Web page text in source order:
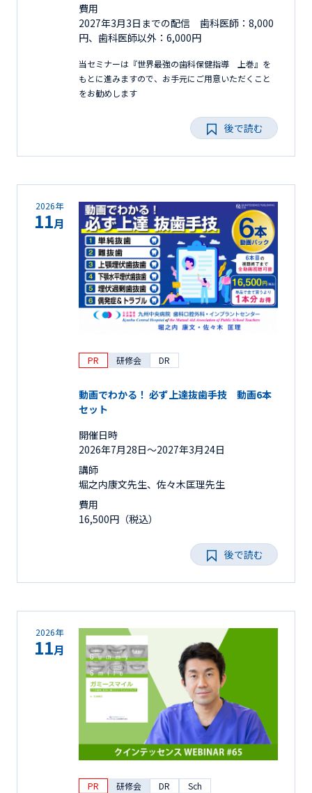
費用
2027年3月3日までの配信 歯科医師：8,000
円、歯科医師以外：6,000円
当セミナーは『世界最強の歯科保健指導 上巻』を
もとに進みますので、お手元にご用意いただくこと
をお勧めします
後で読む
2026年
11月
PR 研修会 DR
動画でわかる！ 必ず上達抜歯手技 動画6本
セット
開催日時
2026年7月28日〜2027年3月24日
講師
堀之内康文先生、佐々木匡理先生
費用
16,500円（税込）
後で読む
2026年
11月
PR 研修会 DR Sch